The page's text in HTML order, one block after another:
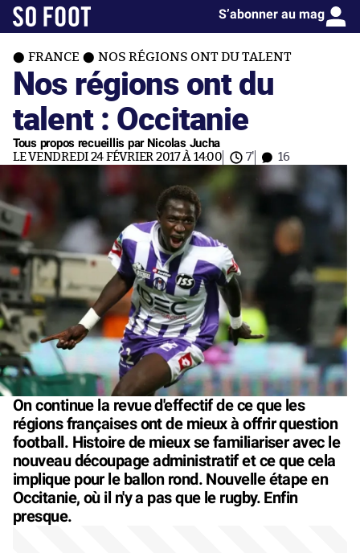
S’abonner au mag
FRANCE NOS RÉGIONS ONT DU TALENT
Nos régions ont du
talent : Occitanie
Tous propos recueillis par Nicolas Jucha
LE VENDREDI 24 FÉVRIER 2017 À 14:00 7' 16
On continue la revue d'effectif de ce que les
régions françaises ont de mieux à offrir question
football. Histoire de mieux se familiariser avec le
nouveau découpage administratif et ce que cela
implique pour le ballon rond. Nouvelle étape en
Occitanie, où il n'y a pas que le rugby. Enfin
presque.